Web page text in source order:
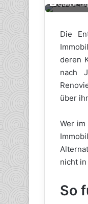
Quelle:
Die
deren
nach
über
Wer
nicht
So